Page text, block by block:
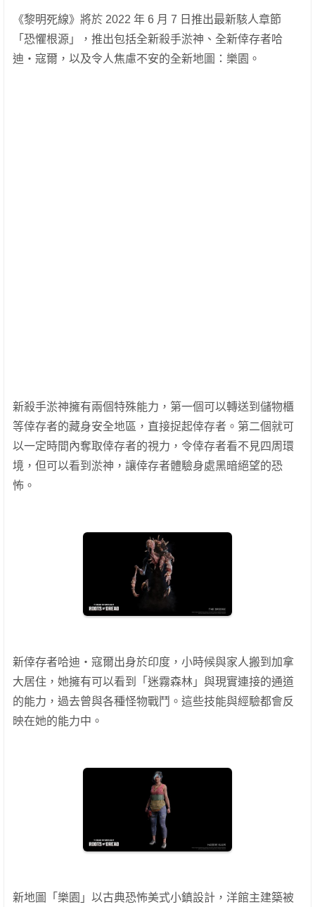
《黎明死線》將於 2022 年 6 月 7 日推出最新駭人章節
「恐懼根源」，推出包括全新殺手淤神、全新倖存者哈
迪‧寇爾，以及令人焦慮不安的全新地圖：樂園。
新殺手淤神擁有兩個特殊能力，第一個可以轉送到儲物櫃
等倖存者的藏身安全地區，直接捉起倖存者。第二個就可
以一定時間內奪取倖存者的視力，令倖存者看不見四周環
境，但可以看到淤神，讓倖存者體驗身處黑暗絕望的恐
怖。
新倖存者哈迪‧寇爾出身於印度，小時候與家人搬到加拿
大居住，她擁有可以看到「迷霧森林」與現實連接的通道
的能力，過去曾與各種怪物戰鬥。這些技能與經驗都會反
映在她的能力中。
新地圖「樂園」以古典恐怖美式小鎮設計，洋館主建築被